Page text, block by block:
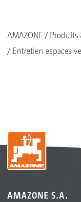
AMAZONE
Produits
Entretien espaces
AMAZONE S.A.